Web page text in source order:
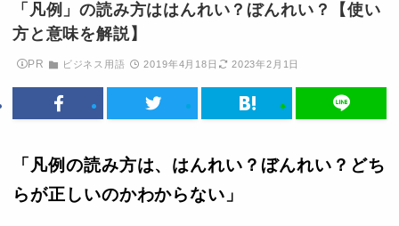
「凡例」の読み方ははんれい？ぼんれい？【使い
方と意味を解説】
PR ビジネス用語 2019年4月18日 2023年2月1日
「凡例の読み方は、はんれい？ぼんれい？どち
らが正しいのかわからない」